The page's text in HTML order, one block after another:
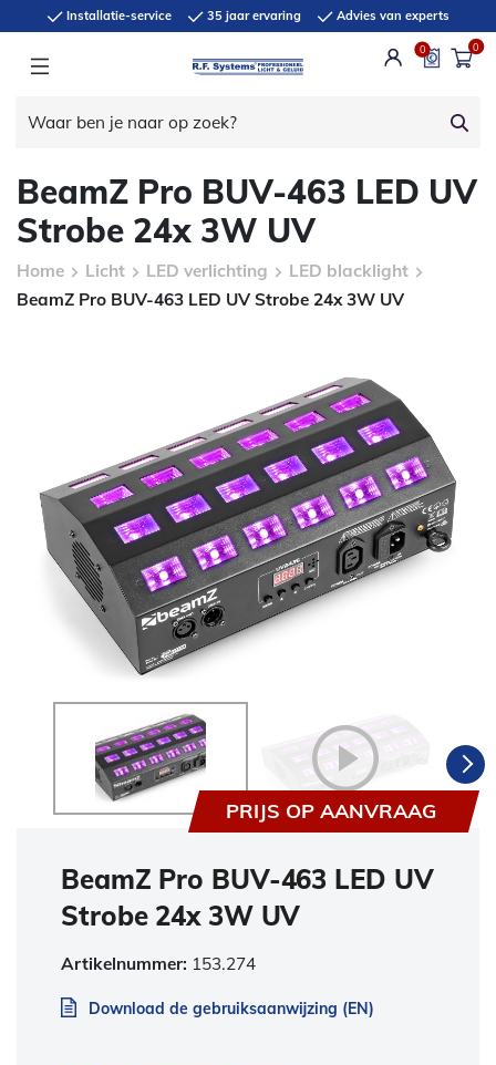
Installatie-service 35 jaar ervaring Advies van experts
0 0
BeamZ Pro BUV-463 LED UV
Strobe 24x 3W UV
Home Licht LED verlichting
LED blacklight
BeamZ Pro BUV-463 LED UV Strobe 24x 3W UV
PRIJS OP AANVRAAG
BeamZ Pro BUV-463 LED UV
Strobe 24x 3W UV
Artikelnummer: 153.274
Download de gebruiksaanwijzing (EN)